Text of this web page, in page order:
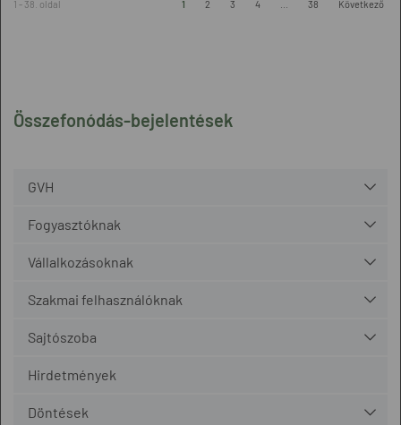
Összefonódás-bejelentések
GVH
Fogyasztóknak
Vállalkozásoknak
Szakmai felhasználóknak
Sajtószoba
Hirdetmények
Döntések
1 - 38. oldal 1 2 3 4 38 Következő